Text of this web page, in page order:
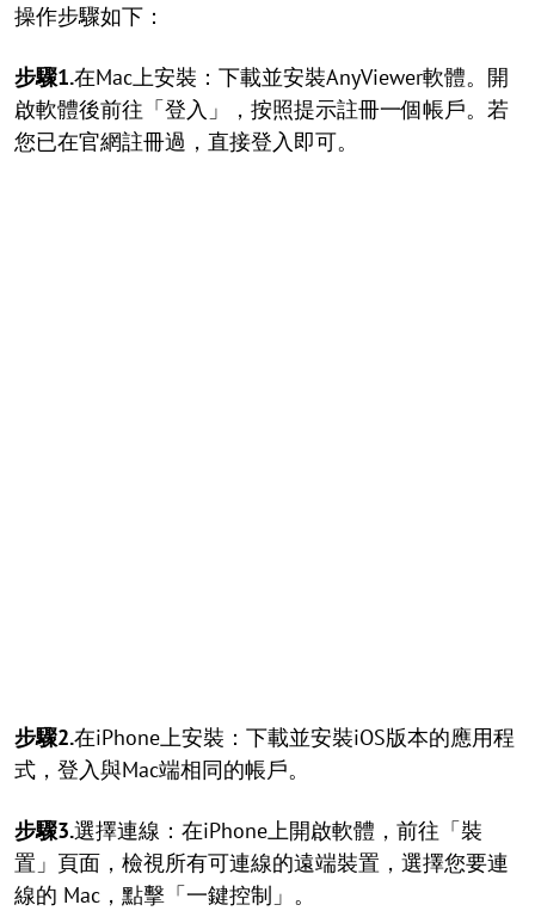
操作步驟如下：
步驟1.在Mac上安裝：下載並安裝AnyViewer軟體。開
啟軟體後前往「登入」，按照提示註冊一個帳戶。若
您已在官網註冊過，直接登入即可。
步驟2.在iPhone上安裝：下載並安裝iOS版本的應用程
式，登入與Mac端相同的帳戶。
步驟3.選擇連線：在iPhone上開啟軟體，前往「裝
置」頁面，檢視所有可連線的遠端裝置，選擇您要連
線的 Mac，點擊「一鍵控制」。